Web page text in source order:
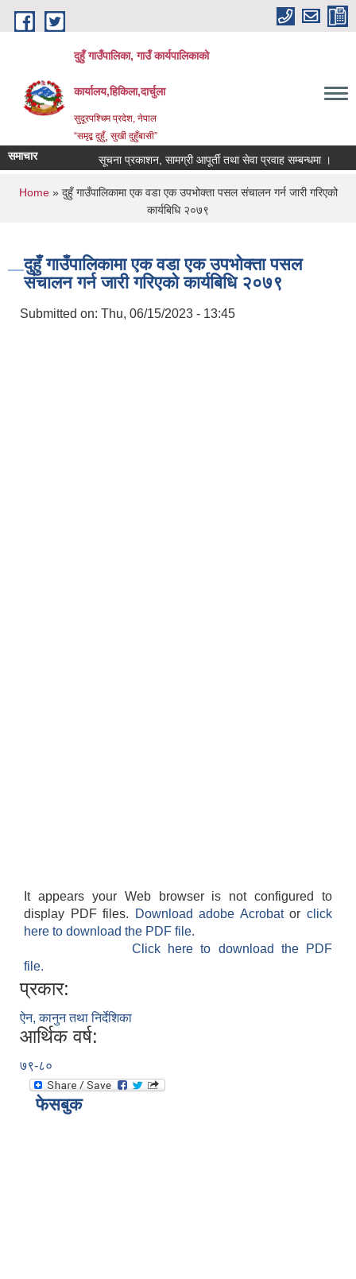
Skip to main content
दुहुँ गाउँपालिका, गाउँ कार्यपालिकाको
कार्यालय,हिकिला,दार्चुला
सुदूरपश्चिम प्रदेश, नेपाल
“समृद्ब दुहुँ¸ सुखी दुहुँबासी”
समाचार सूचना प्रकाशन, सामग्री आपूर्ती तथा सेवा प्रवाह सम्बन्धमा ।
You are here
Home» दुहुँ गाउँपालिकामा एक वडा एक उपभोक्ता पसल संचालन गर्न जारी गरिएको
कार्यबिधि २०७९
दुहुँ गाउँपालिकामा एक वडा एक उपभोक्ता पसल
संचालन गर्न जारी गरिएको कार्यबिधि २०७९
Submitted on: Thu, 06/15/2023 - 13:45
It appears your Web browser is not configured to
display PDF files.
Download adobe Acrobatorclick
here to download the PDF file.
Click here to download the PDF
file.
प्रकार:
ऐन, कानुन तथा निर्देशिका
आर्थिक वर्ष:
७९-८०
फेसबुक